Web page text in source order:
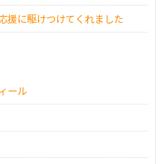
援に駆けつけてくれました
ール